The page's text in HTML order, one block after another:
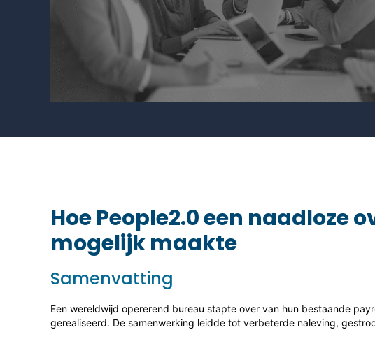
Hoe People2.0 een naadloze
mogelijk maakte
Samenvatting
Een wereldwijd opererend bureau stapte over van hun bestaande
gerealiseerd. De samenwerking leidde tot verbeterde naleving,